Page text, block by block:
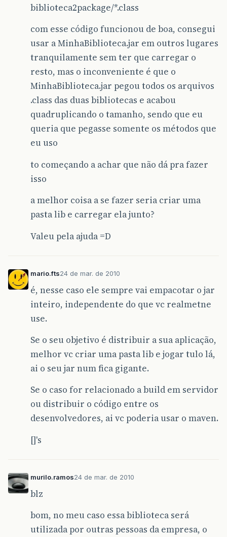
biblioteca2package/*.class
com esse código funcionou de boa, consegui
usar a MinhaBiblioteca.jar em outros lugares
tranquilamente sem ter que carregar o
resto, mas o inconveniente é que o
MinhaBiblioteca.jar pegou todos os arquivos
.class das duas bibliotecas e acabou
quadruplicando o tamanho, sendo que eu
queria que pegasse somente os métodos que
eu uso
to começando a achar que não dá pra fazer
isso
a melhor coisa a se fazer seria criar uma
pasta lib e carregar ela junto?
Valeu pela ajuda =D
mario.fts24 de mar. de 2010
é, nesse caso ele sempre vai empacotar o jar
inteiro, independente do que vc realmetne
use.
Se o seu objetivo é distribuir a sua aplicação,
melhor vc criar uma pasta lib e jogar tulo lá,
ai o seu jar num fica gigante.
Se o caso for relacionado a build em servidor
ou distribuir o código entre os
desenvolvedores, ai vc poderia usar o maven.
[]'s
murilo.ramos24 de mar. de 2010
blz
bom, no meu caso essa biblioteca será
utilizada por outras pessoas da empresa, o